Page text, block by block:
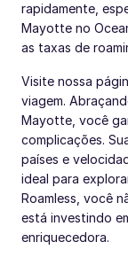
rapidamente,
Mayotte no
as taxas de
Visite nossa
viagem.
Mayotte, você
complicações.
países e
ideal para
Roamless, você
está investindo
enriquecedora.